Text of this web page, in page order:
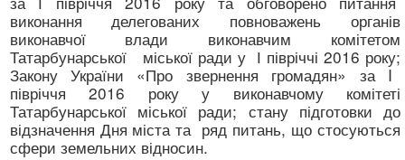
виконання делегованих повноважень органів
виконавчої влади виконавчим комітетом
Татарбунарської міської ради у І півріччі 2016 року;
Закону України «Про звернення громадян» за I
півріччя 2016 року у виконавчому комітеті
Татарбунарської міської ради; стану підготовки до
відзначення Дня міста та ряд питань, що стосуються
сфери земельних відносин.